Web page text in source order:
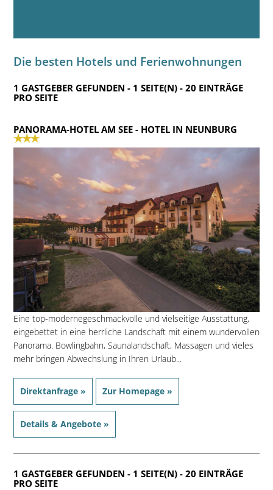
Die besten Hotels und Ferienwohnungen
1 GASTGEBER GEFUNDEN - 1 SEITE(N) - 20 EINTRÄGE
PRO SEITE
PANORAMA-HOTEL AM SEE- HOTEL IN NEUNBURG
Eine top-modernegeschmackvolle und vielseitige Ausstattung,
eingebettet in eine herrliche Landschaft mit einem wundervollen
Panorama. Bowlingbahn, Saunalandschaft, Massagen und vieles
mehr bringen Abwechslung in Ihren Urlaub...
Direktanfrage » Zur Homepage »
Details & Angebote »
1 GASTGEBER GEFUNDEN - 1 SEITE(N) - 20 EINTRÄGE
PRO SEITE